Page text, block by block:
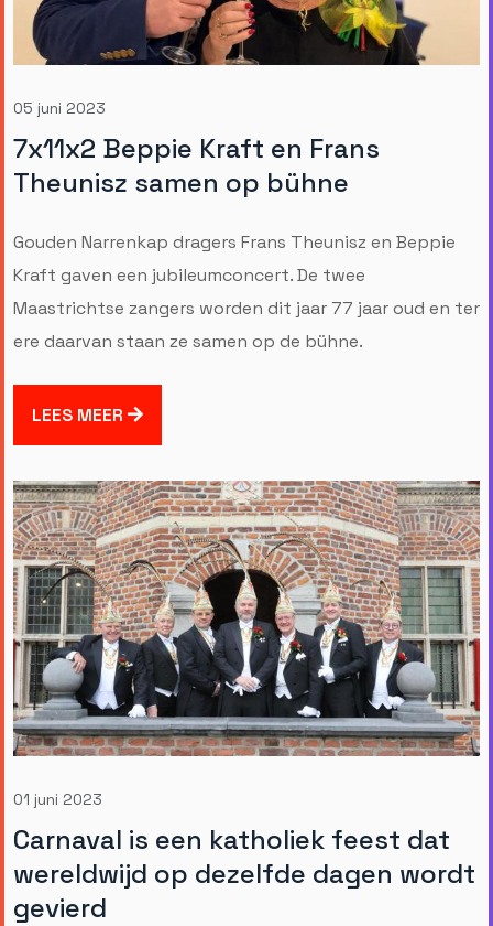
05 juni 2023
7x11x2 Beppie Kraft en Frans
Theunisz samen op bühne
Gouden Narrenkap dragers Frans Theunisz en Beppie
Kraft gaven een jubileumconcert. De twee
Maastrichtse zangers worden dit jaar 77 jaar oud en ter
ere daarvan staan ze samen op de bühne.
LEES MEER
01 juni 2023
Carnaval is een katholiek feest dat
wereldwijd op dezelfde dagen wordt
gevierd